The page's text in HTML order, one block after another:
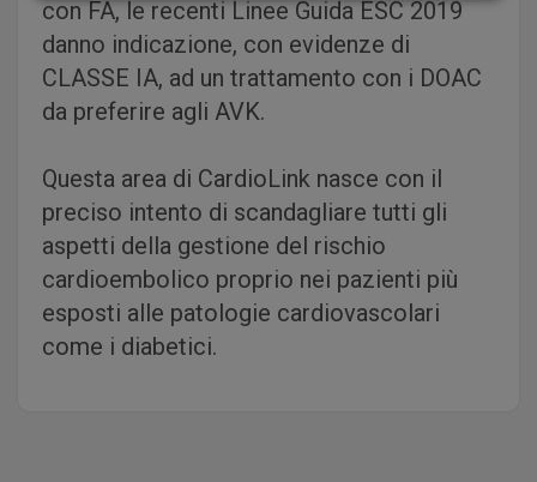
con FA, le recenti Linee Guida ESC 2019
danno indicazione, con evidenze di
CLASSE IA, ad un trattamento con i DOAC
da preferire agli AVK.
Questa area di CardioLink nasce con il
preciso intento di scandagliare tutti gli
aspetti della gestione del rischio
cardioembolico proprio nei pazienti più
esposti alle patologie cardiovascolari
come i diabetici.